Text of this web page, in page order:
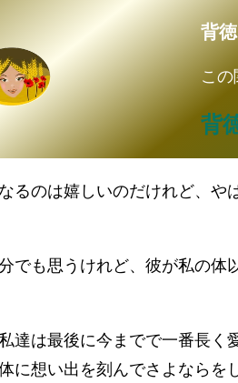
背
こ
背
るのは嬉しいのだけれど、
でも思うけれど、彼が私の
達は最後に今までで一番長く
に想い出を刻んでさよならを